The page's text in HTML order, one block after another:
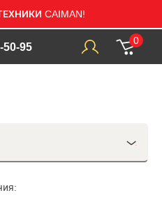
CAIMAN!
50-95
0